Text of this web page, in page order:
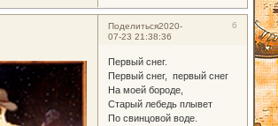
Поделиться 6
2020-
07-23 21:38:36
Первый снег.
Первый снег, первый снег
На моей бороде,
Старый лебедь плывет
По свинцовой воде.